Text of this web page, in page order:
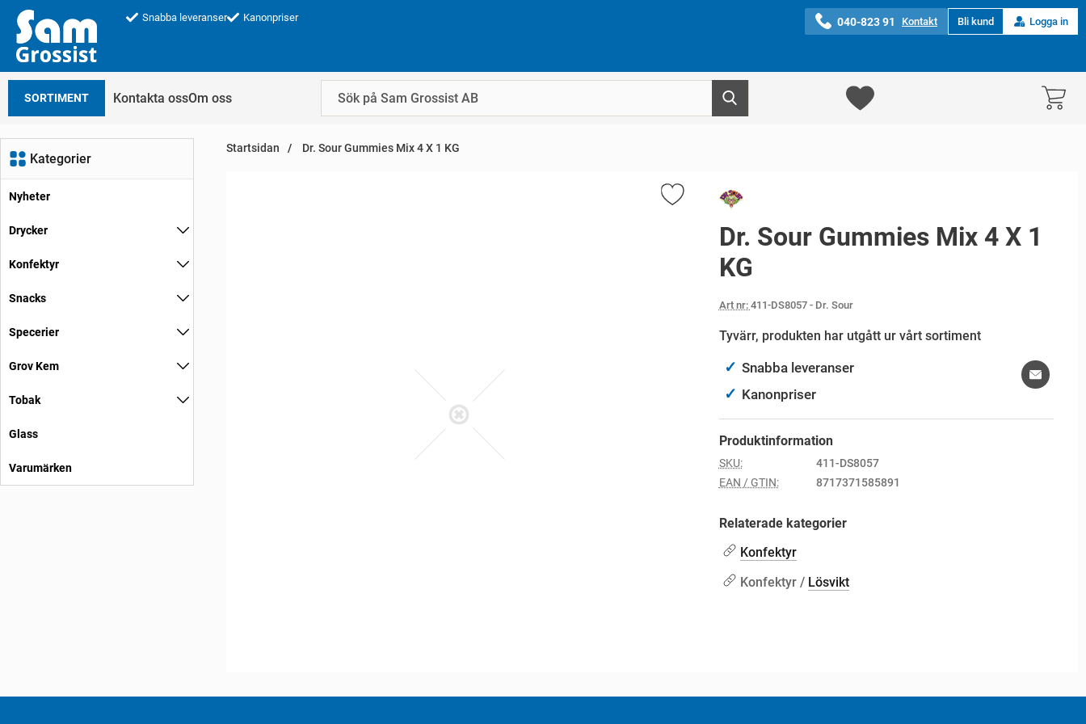
Snabba leveranser Kanonpriser 040-823 91 Kontakt Bli kund Logga in
SORTIMENT Kontakta ossOm oss
Kategorier
Nyheter
Drycker
Konfektyr
Snacks
Specerier
Grov Kem
Tobak
Glass
Varumärken
Startsidan Dr. Sour Gummies Mix 4 X 1 KG
Dr. Sour Gummies Mix 4 X 1
KG
Art nr: 411-DS8057- Dr. Sour
Tyvärr, produkten har utgått ur vårt sortiment
✓ Snabba leveranser
✓ Kanonpriser
Produktinformation
SKU:
411-DS8057
EAN / GTIN:
8717371585891
Relaterade kategorier
Konfektyr
Konfektyr / Lösvikt